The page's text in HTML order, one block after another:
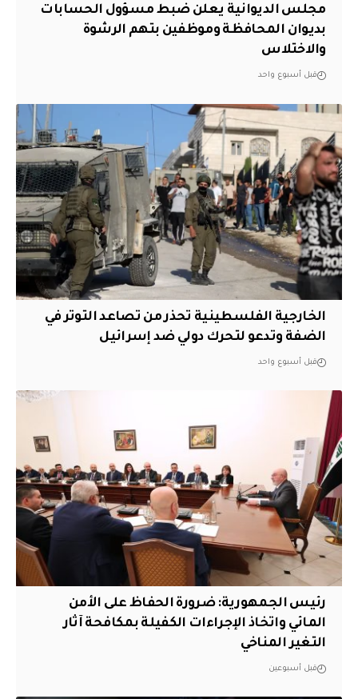
مجلس الديوانية يعلن ضبط مسؤول الحسابات
بديوان المحافظة وموظفين بتهم الرشوة
والاختلاس
قبل أسبوع واحد
الخارجية الفلسطينية تحذر من تصاعد التوتر في
الضفة وتدعو لتحرك دولي ضد إسرائيل
قبل أسبوع واحد
رئيس الجمهورية: ضرورة الحفاظ على الأمن
المائي واتخاذ الإجراءات الكفيلة بمكافحة آثار
التغير المناخي
قبل أسبوعين